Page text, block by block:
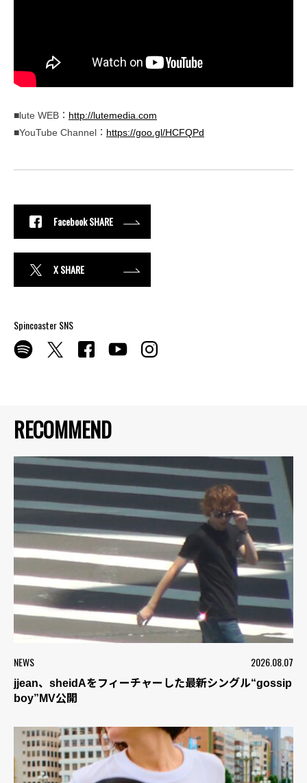
RECOMMEND
NEWS 2026.08.07
jjean、sheidAをフィーチャーした最新シングル“gossip
boy”MV公開
■lute WEB： http://lutemedia.com
■YouTube Channel： https://goo.gl/HCFQPd
Facebook SHARE
X SHARE
Spincoaster SNS